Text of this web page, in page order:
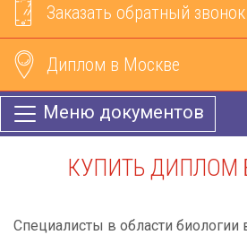
Заказать обратный звонок
Диплом в Москве
Меню документов
КУПИТЬ ДИПЛОМ
Специалисты в области биологии